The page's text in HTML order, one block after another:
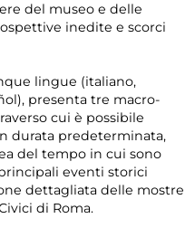
del museo e delle
inedite e scorci
lingue (italiano,
presenta tre macro-
cui è possibile
durata predeterminata,
del tempo in cui sono
eventi storici
dettagliata delle mostre
di Roma.